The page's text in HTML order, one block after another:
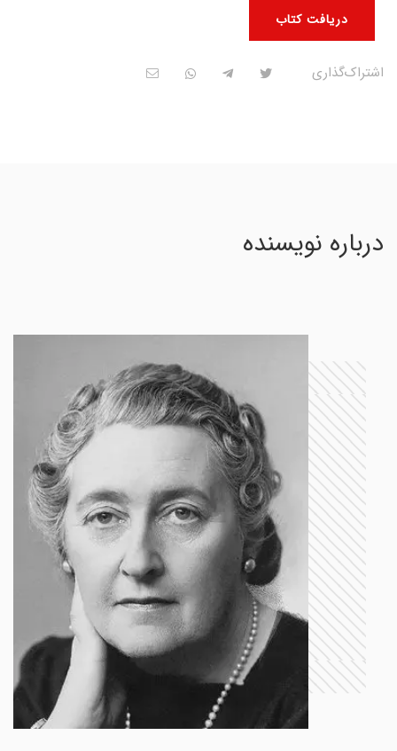
دریافت کتاب
اشتراک‌گذاری
درباره نویسنده